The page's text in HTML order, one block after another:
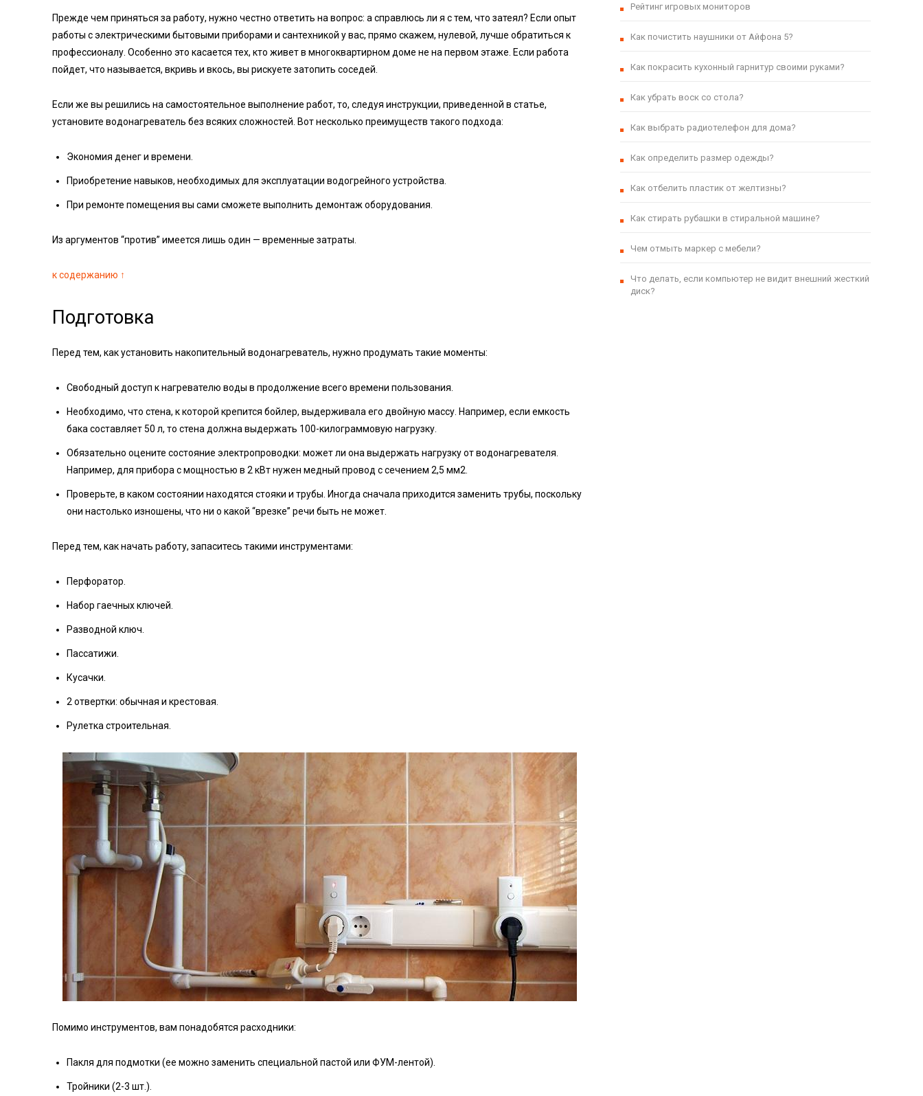
Прежде чем приняться за работу, нужно честно ответить на вопрос: а справлюсь ли я с тем, что затеял? Если опыт
работы с электрическими бытовыми приборами и сантехникой у вас, прямо скажем, нулевой, лучше обратиться к
профессионалу. Особенно это касается тех, кто живет в многоквартирном доме не на первом этаже. Если работа
пойдет, что называется, вкривь и вкось, вы рискуете затопить соседей.
Если же вы решились на самостоятельное выполнение работ, то, следуя инструкции, приведенной в статье,
установите водонагреватель без всяких сложностей. Вот несколько преимуществ такого подхода:
Экономия денег и времени.
Приобретение навыков, необходимых для эксплуатации водогрейного устройства.
При ремонте помещения вы сами сможете выполнить демонтаж оборудования.
Из аргументов “против” имеется лишь один — временные затраты.
к содержанию ↑
Подготовка
Перед тем, как установить накопительный водонагреватель, нужно продумать такие моменты:
Свободный доступ к нагревателю воды в продолжение всего времени пользования.
Необходимо, что стена, к которой крепится бойлер, выдерживала его двойную массу. Например, если емкость
бака составляет 50 л, то стена должна выдержать 100-килограммовую нагрузку.
Обязательно оцените состояние электропроводки: может ли она выдержать нагрузку от водонагревателя.
Например, для прибора с мощностью в 2 кВт нужен медный провод с сечением 2,5 мм2.
Проверьте, в каком состоянии находятся стояки и трубы. Иногда сначала приходится заменить трубы, поскольку
они настолько изношены, что ни о какой “врезке” речи быть не может.
Перед тем, как начать работу, запаситесь такими инструментами:
Перфоратор.
Набор гаечных ключей.
Разводной ключ.
Пассатижи.
Кусачки.
2 отвертки: обычная и крестовая.
Рулетка строительная.
Помимо инструментов, вам понадобятся расходники:
Пакля для подмотки (ее можно заменить специальной пастой или ФУМ-лентой).
Тройники (2-3 шт.).
Рейтинг игровых мониторов
Как почистить наушники от Айфона 5?
Как покрасить кухонный гарнитур своими руками?
Как убрать воск со стола?
Как выбрать радиотелефон для дома?
Как определить размер одежды?
Как отбелить пластик от желтизны?
Как стирать рубашки в стиральной машине?
Чем отмыть маркер с мебели?
Что делать, если компьютер не видит внешний жесткий
диск?